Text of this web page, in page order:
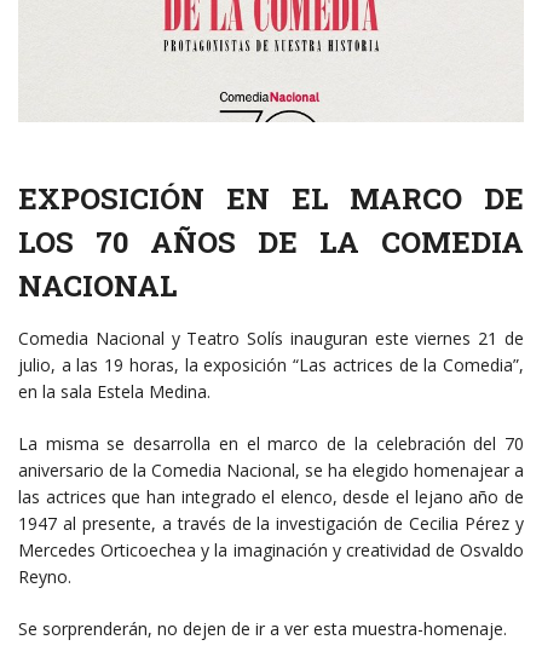
EXPOSICIÓN EN EL MARCO DE
LOS 70 AÑOS DE LA COMEDIA
NACIONAL
Comedia Nacional y Teatro Solís inauguran este viernes 21 de
julio, a las 19 horas, la exposición “Las actrices de la Comedia”,
en la sala Estela Medina.
La misma se desarrolla en el marco de la celebración del 70
aniversario de la Comedia Nacional, se ha elegido homenajear a
las actrices que han integrado el elenco, desde el lejano año de
1947 al presente, a través de la investigación de Cecilia Pérez y
Mercedes Orticoechea y la imaginación y creatividad de Osvaldo
Reyno.
Se sorprenderán, no dejen de ir a ver esta muestra-homenaje.